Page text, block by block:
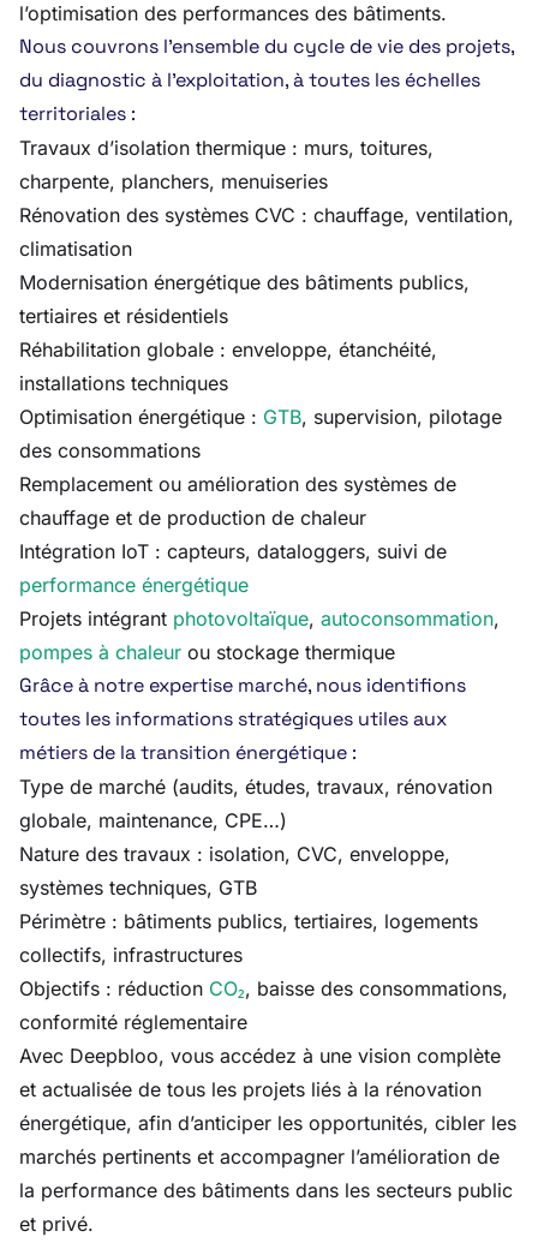
l’optimisation des performances des bâtiments.
Nous couvrons l’ensemble du cycle de vie des projets,
du diagnostic à l’exploitation, à toutes les échelles
territoriales :
Travaux d’isolation thermique : murs, toitures,
charpente, planchers, menuiseries
Rénovation des systèmes CVC : chauffage, ventilation,
climatisation
Modernisation énergétique des bâtiments publics,
tertiaires et résidentiels
Réhabilitation globale : enveloppe, étanchéité,
installations techniques
Optimisation énergétique : GTB, supervision, pilotage
des consommations
Remplacement ou amélioration des systèmes de
chauffage et de production de chaleur
Intégration IoT : capteurs, dataloggers, suivi de
performance énergétique
Projets intégrant photovoltaïque, autoconsommation,
pompes à chaleur ou stockage thermique
Grâce à notre expertise marché, nous identifions
toutes les informations stratégiques utiles aux
métiers de la transition énergétique :
Type de marché (audits, études, travaux, rénovation
globale, maintenance, CPE…)
Nature des travaux : isolation, CVC, enveloppe,
systèmes techniques, GTB
Périmètre : bâtiments publics, tertiaires, logements
collectifs, infrastructures
Objectifs : réduction CO₂, baisse des consommations,
conformité réglementaire
Avec Deepbloo, vous accédez à une vision complète
et actualisée de tous les projets liés à la rénovation
énergétique, afin d’anticiper les opportunités, cibler les
marchés pertinents et accompagner l’amélioration de
la performance des bâtiments dans les secteurs public
et privé.